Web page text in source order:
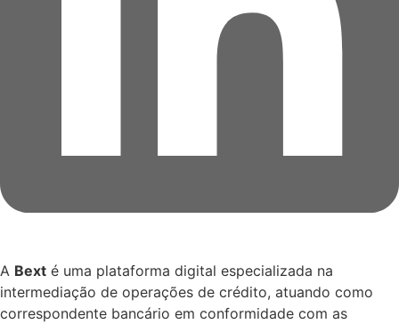
A Bext é uma plataforma digital especializada na
intermediação de operações de crédito, atuando como
correspondente bancário em conformidade com as